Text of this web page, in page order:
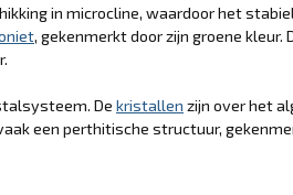
in microcline, waardoor het
, gekenmerkt door zijn groene kleur.
De kristallen zijn over het
een perthitische structuur,